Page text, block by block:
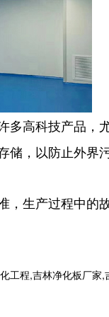
高科技产品
，以防止外
生产过程中
工程,吉林净化板厂